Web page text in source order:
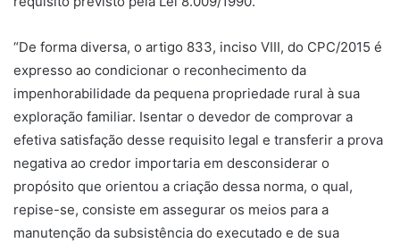
“De forma diversa, o artigo 833, inciso VIII, do CPC/2015 é
expresso ao condicionar o reconhecimento da
impenhorabilidade da pequena propriedade rural à sua
exploração familiar. Isentar o devedor de comprovar a
efetiva satisfação desse requisito legal e transferir a prova
negativa ao credor importaria em desconsiderar o
propósito que orientou a criação dessa norma, o qual,
repise-se, consiste em assegurar os meios para a
manutenção da subsistência do executado e de sua